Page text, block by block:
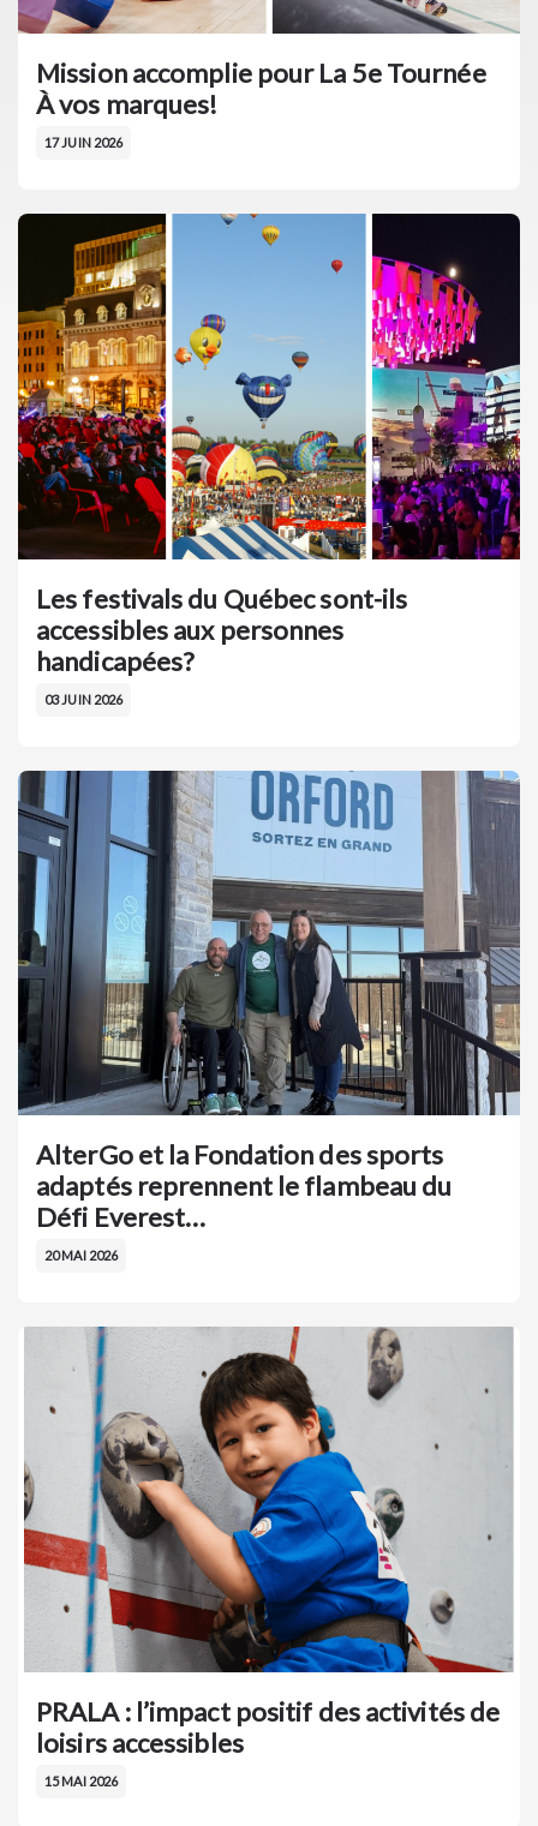
Mission accomplie pour La 5e Tournée
À vos marques!
17 JUIN 2026
Les festivals du Québec sont-ils
accessibles aux personnes
handicapées?
03 JUIN 2026
AlterGo et la Fondation des sports
adaptés reprennent le flambeau du
Défi Everest…
20 MAI 2026
PRALA : l’impact positif des activités de
loisirs accessibles
15 MAI 2026